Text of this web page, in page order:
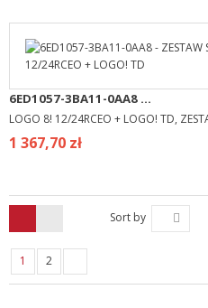
6ED1057-3BA11-0AA8 ...
LOGO 8! 12/24RCEO + LOGO! TD,
1 367,70 zł
Sort by
1 2